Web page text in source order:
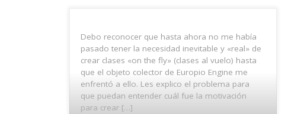
Debo reconocer que hasta ahora no me había
pasado tener la necesidad inevitable y «real» de
crear clases «on the fly» (clases al vuelo) hasta
que el objeto colector de Europio Engine me
enfrentó a ello. Les explico el problema para
que puedan entender cuál fue la motivación
para crear […]